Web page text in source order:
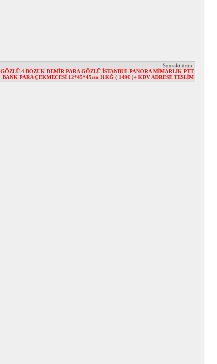
Sonraki ürün:
4 BOZUK DEMİR PARA GÖZLÜ İSTANBUL PANORA MİMARLIK PTT
BANK PARA ÇEKMECESİ 12*45*45cm 11KĞ ( 149€ )+ KDV ADRESE TESLİM